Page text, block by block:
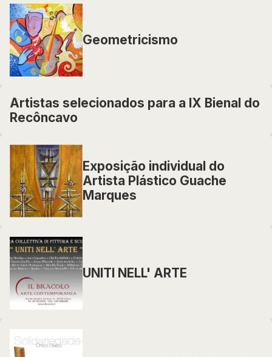
Geometricismo
Artistas selecionados para a IX Bienal do
Recôncavo
Exposição individual do
Artista Plástico Guache
Marques
UNITI NELL' ARTE